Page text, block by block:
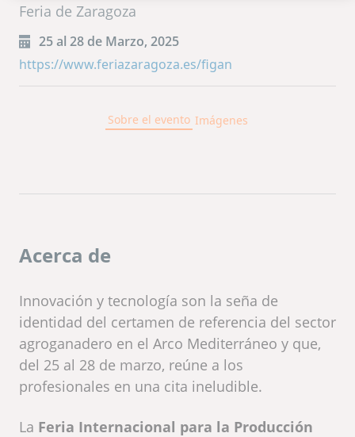
Feria de Zaragoza
25 al 28 de Marzo, 2025
https://www.feriazaragoza.es/figan
Sobre el evento Imágenes
Acerca de
Innovación y tecnología son la seña de
identidad del certamen de referencia del sector
agroganadero en el Arco Mediterráneo y que,
del 25 al 28 de marzo, reúne a los
profesionales en una cita ineludible.
La Feria Internacional para la Producción